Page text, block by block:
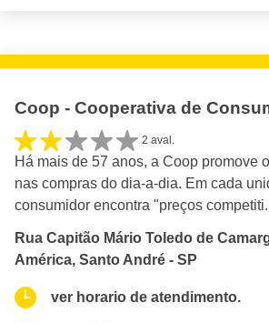
Coop - Cooperativa de
2 aval.
Há mais de 57 anos, a Coop promove
nas compras do dia-a-dia. Em cada
consumidor encontra "preços
Rua Capitão Mário Toledo de
América, Santo André - SP
ver horario de atendimento.